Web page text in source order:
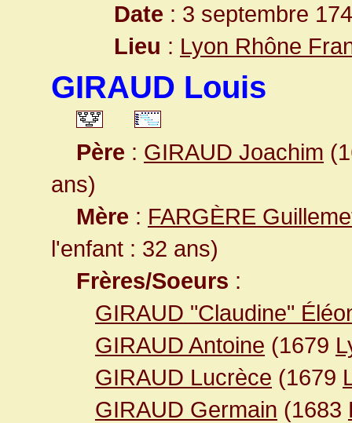
Date : 3 septembre
Lieu : Lyon Rhône
GIRAUD Louis
Père : GIRAUD Joachim
ans)
Mère : FARGÈRE
l'enfant : 32 ans)
Frères/Soeurs :
GIRAUD "Claudine"
GIRAUD Antoine (1679
GIRAUD Lucrèce (1679
GIRAUD Germain (1683